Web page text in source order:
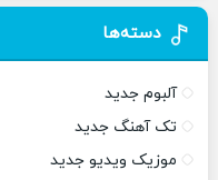
دسته‌ها
آلبوم جدید
تک آهنگ جدید
موزیک ویدیو جدید